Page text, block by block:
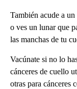
También acude a
o ves un lunar que
las manchas de tu
Vacúnate si no lo
cánceres de cuello
otras para cánceres